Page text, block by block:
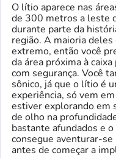
O lítio aparece nas
de 300 metros a leste
durante parte da
região. A maioria
extremo, então você
da área próxima à
com segurança. Você
sônico, já que o lítio é
experiência, só vem
estiver explorando em
de olho na
bastante afundados e
consegue aventurar-
antes de começar a